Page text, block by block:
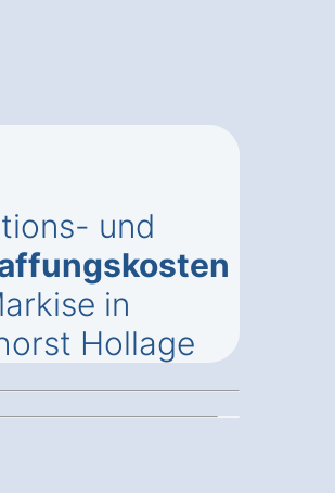
und
in
Hollage